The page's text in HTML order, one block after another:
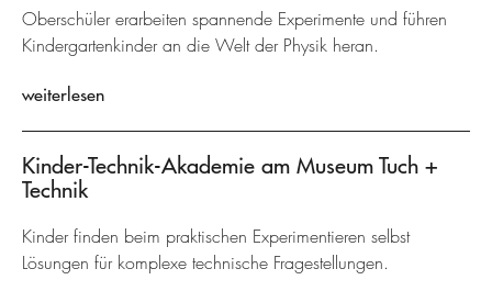
Oberschüler erarbeiten spannende Experimente und führen
Kindergartenkinder an die Welt der Physik heran.
weiterlesen
Kinder-Technik-Akademie am Museum Tuch +
Technik
Kinder finden beim praktischen Experimentieren selbst
Lösungen für komplexe technische Fragestellungen.